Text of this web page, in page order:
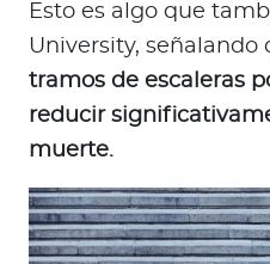
Esto es algo que
University, señalando
tramos de escaleras
reducir
muerte.